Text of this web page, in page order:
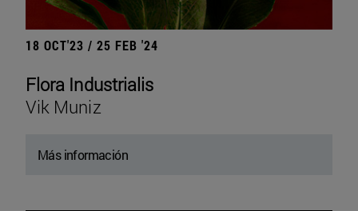
18 OCT'23 / 25 FEB '24
Flora Industrialis
Vik Muniz
Más información